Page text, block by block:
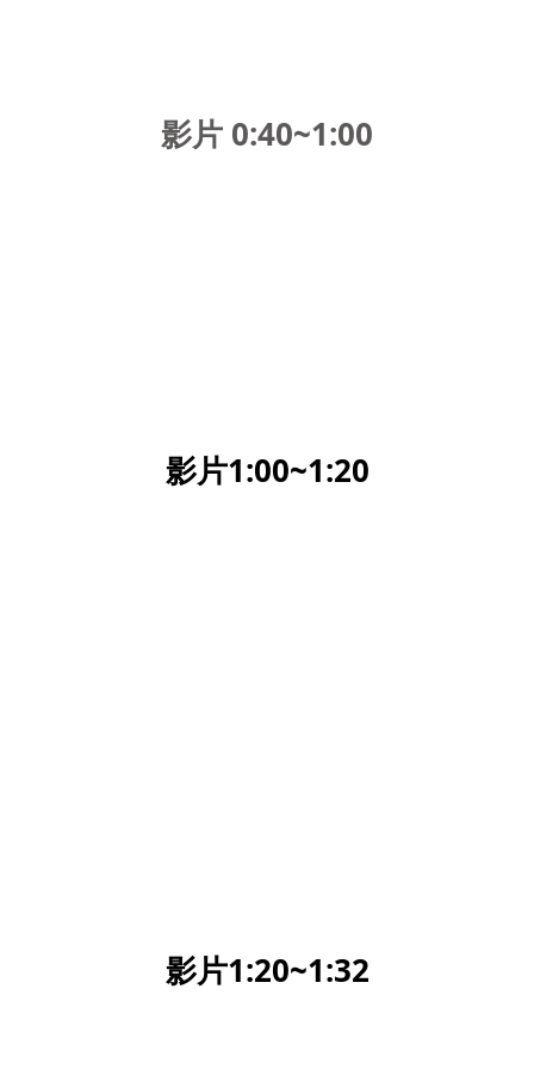
影片 0:40~1:00
影片1:00~1:20
影片1:20~1:32